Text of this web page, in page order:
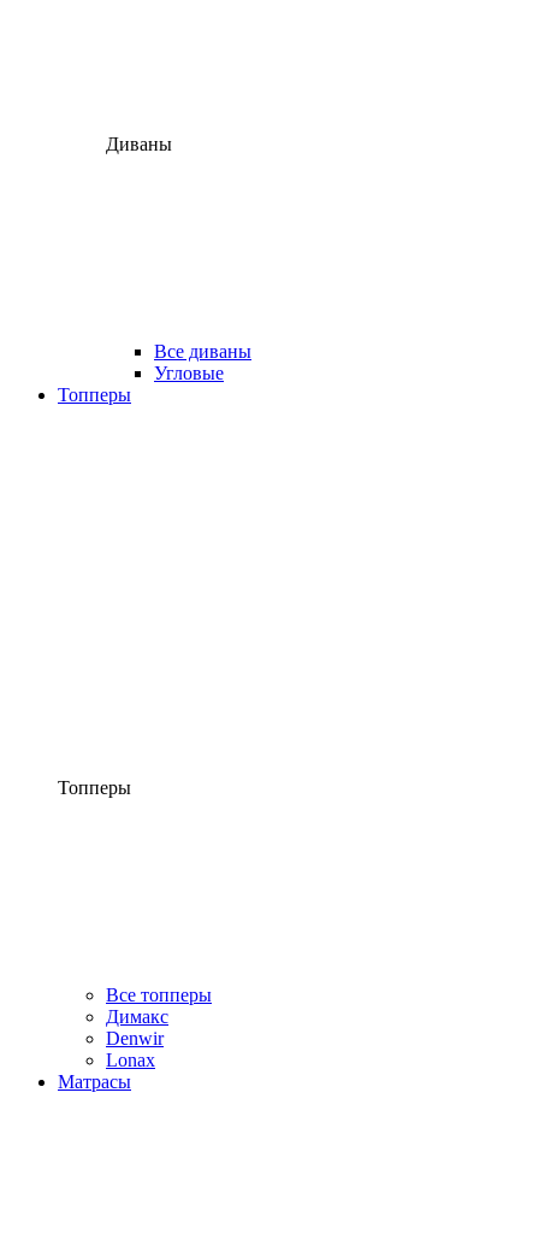
Диваны
Все диваны
Угловые
Топперы
Топперы
Все топперы
Димакс
Denwir
Lonax
Матрасы